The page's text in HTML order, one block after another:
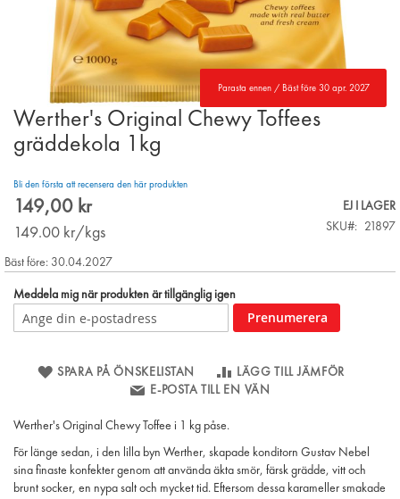
Parasta ennen / Bäst före 30 apr. 2027
Skip
the
of
the
gallery
Werther's Original Chewy Toffees
gräddekola 1kg
Bli den första att recensera den här produkten
149,00 kr
149.00 kr/kgs
EJ I LAGER
SKU
21897
Bäst före: 30.04.2027
Meddela mig när produkten är tillgänglig igen
Prenumerera
SPARA PÅ ÖNSKELISTAN
LÄGG TILL JÄMFÖR
E-POSTA TILL EN VÄN
Werther's Original Chewy Toffee i 1 kg påse.
För länge sedan, i den lilla byn Werther, skapade konditorn Gustav Nebel
sina finaste konfekter genom att använda äkta smör, färsk grädde, vitt och
brunt socker, en nypa salt och mycket tid. Eftersom dessa karameller smakade